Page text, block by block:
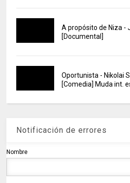
A propósito de Niza -
[Documental]
Oportunista - Nikolai
[Comedia] Muda int.
Notificación de errores
Nombre